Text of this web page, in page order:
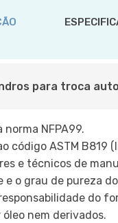
para troca
norma NFPA99.
código ASTM B819
e técnicos de
e o grau de pureza
do
nem derivados.